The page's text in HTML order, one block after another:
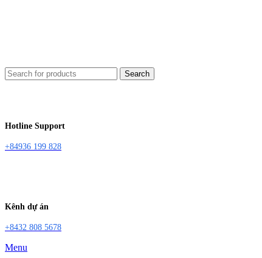
Search
Hotline Support
+84936 199 828
Kênh dự án
+8432 808 5678
Menu